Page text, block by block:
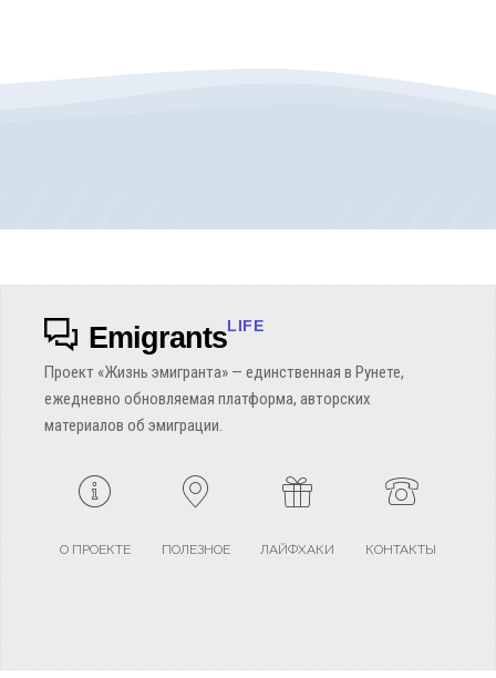
EmigrantsLIFE
Проект «Жизнь эмигранта» — единственная в Рунете,
ежедневно обновляемая платформа, авторских
материалов об эмиграции.
О ПРОЕКТЕ ПОЛЕЗНОЕ ЛАЙФХАКИ КОНТАКТЫ